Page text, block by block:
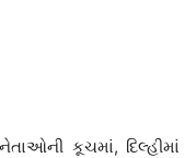
કૂચમાં, દિલ્હીમાં